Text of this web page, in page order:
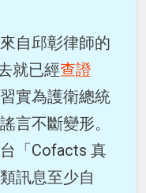
自邱彰律師的
就已經查證
實為護衛總統
言不斷變形。
「Cofacts 真
訊息至少自